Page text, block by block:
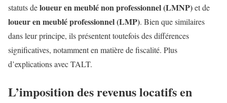
statuts deloueur en meublé non professionnel (LMNP)et de
loueur en meublé professionnel(LMP). Bien que similaires
dans leur principe, ils présentent toutefois des différences
significatives, notamment en matière de fiscalité. Plus
d’explications avec TALT.
L’imposition des revenus locatifs en